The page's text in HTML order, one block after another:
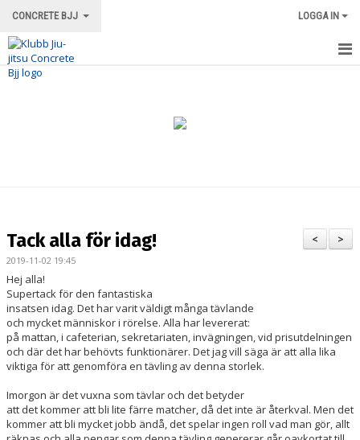
CONCRETE BJJ LOGGA IN
HEM
TRÄNINGSSCHEMA
VÅRA INSTRUKTÖRER
LOKALEN
MERCH
KONTAKT
ANMÄLAN
>
<
Tack alla för idag!
2019-11-02 19:45
Hej alla!
Supertack för den fantastiska
insatsen idag. Det har varit väldigt många tävlande
och mycket människor i rörelse. Alla har levererat:
på mattan, i cafeterian, sekretariaten, invägningen, vid prisutdelningen
och där det har behövts funktionärer. Det jag vill säga är att alla lika
viktiga för att genomföra en tävling av denna storlek.
Imorgon är det vuxna som tävlar och det betyder
att det kommer att bli lite färre matcher, då det inte är återkval. Men det
kommer att bli mycket jobb ändå, det spelar ingen roll vad man gör, allt